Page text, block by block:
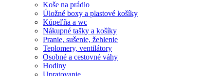
Koše na prádlo
Úložné boxy a plastové košíky
Kúpeľňa a wc
Nákupné tašky a košíky
Pranie, sušenie, žehlenie
Teplomery, ventilátory
Osobné a cestovné váhy
Hodiny
Upratovanie